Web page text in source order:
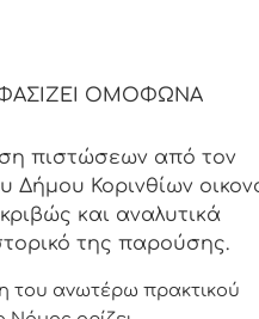
ΟΜΟΦΩΝΑ
πιστώσεων από τον
Δήμου Κορινθίων
και αναλυτικά
της παρούσης.
τoυ αvωτέρω πρακτικoύ